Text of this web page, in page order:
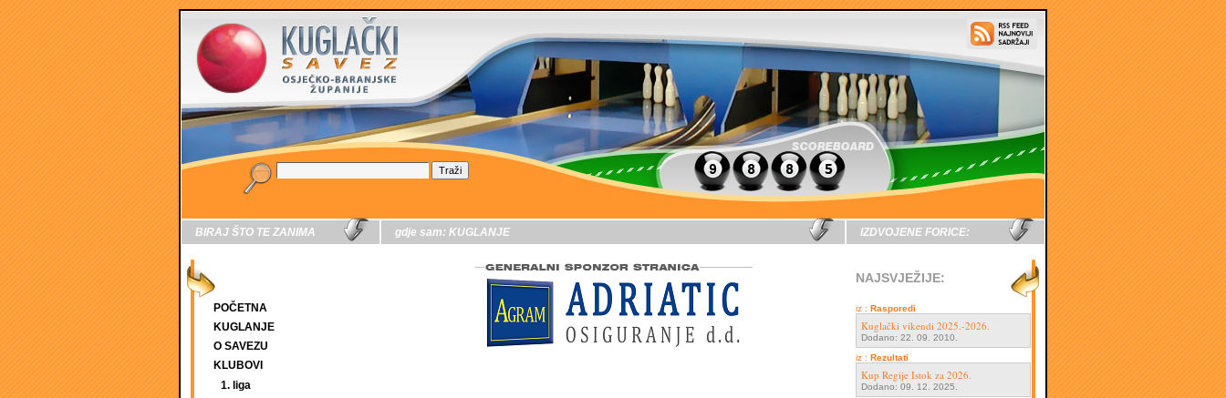
BIRAJ ŠTO TE ZANIMA
POČETNA
KUGLANJE
O SAVEZU
KLUBOVI
1. liga
gdje sam: KUGLANJE IZDVOJENE FORICE:
NAJSVJEŽIJE:
iz : Rasporedi
Kuglački vikendi 2025.-2026.
Dodano: 22. 09. 2010.
iz : Rezultati
Kup Regije Istok za 2026.
Dodano: 09. 12. 2025.